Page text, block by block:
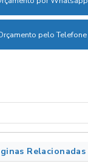
pelo Telefone
Relacionadas